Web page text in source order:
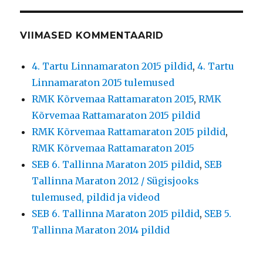
VIIMASED KOMMENTAARID
4. Tartu Linnamaraton 2015 pildid,4. Tartu
Linnamaraton 2015 tulemused
RMK Kõrvemaa Rattamaraton 2015,RMK
Kõrvemaa Rattamaraton 2015 pildid
RMK Kõrvemaa Rattamaraton 2015 pildid,
RMK Kõrvemaa Rattamaraton 2015
SEB 6. Tallinna Maraton 2015 pildid, SEB
Tallinna Maraton 2012 / Sügisjooks
tulemused, pildid ja videod
SEB 6. Tallinna Maraton 2015 pildid, SEB 5.
Tallinna Maraton 2014 pildid